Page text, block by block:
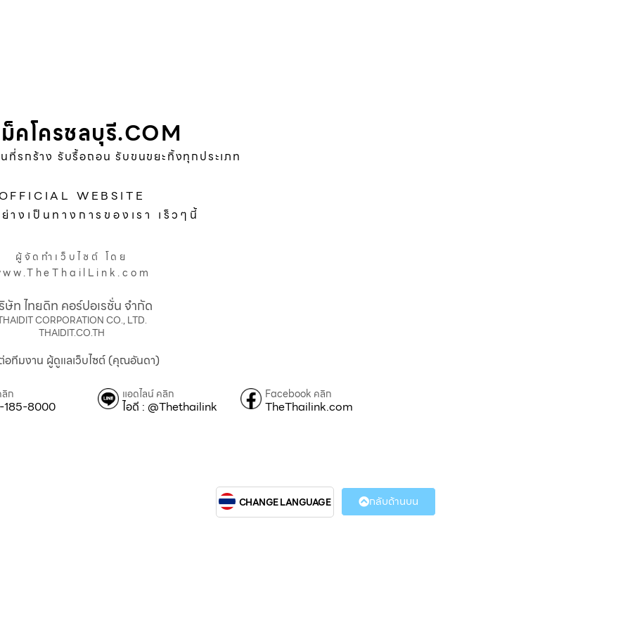
คโครชลบุรี.COM
ที่รกร้าง รับรื้อถอน รับขนขยะทิ้งทุกประเภท
WEBSITE
างเป็นทางการของเรา เร็วๆนี้
ผู้จัดทำเว็บไซต์ โดย
ษัท ไทยดิท คอร์ปอเรชั่น จำกัด
CORPORATION CO., LTD.
THAIDIT.CO.TH
ทีมงาน ผู้ดูแลเว็บไซต์ (คุณอันดา)
ลิก
185-8000
แอดไลน์ คลิก
ไอดี : @Thethailink
Facebook คลิก
TheThailink.com
CHANGE LANGUAGE กลับด้านบน